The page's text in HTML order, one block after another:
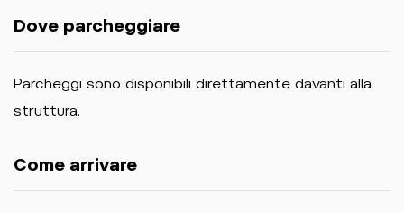
Dove parcheggiare
Parcheggi sono disponibili direttamente davanti alla
struttura.
Come arrivare